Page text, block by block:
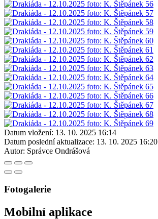
Datum vložení: 13. 10. 2025 16:14
Datum poslední aktualizace: 13. 10. 2025 16:20
Autor: Správce Ondrášová
Fotogalerie
Mobilní aplikace